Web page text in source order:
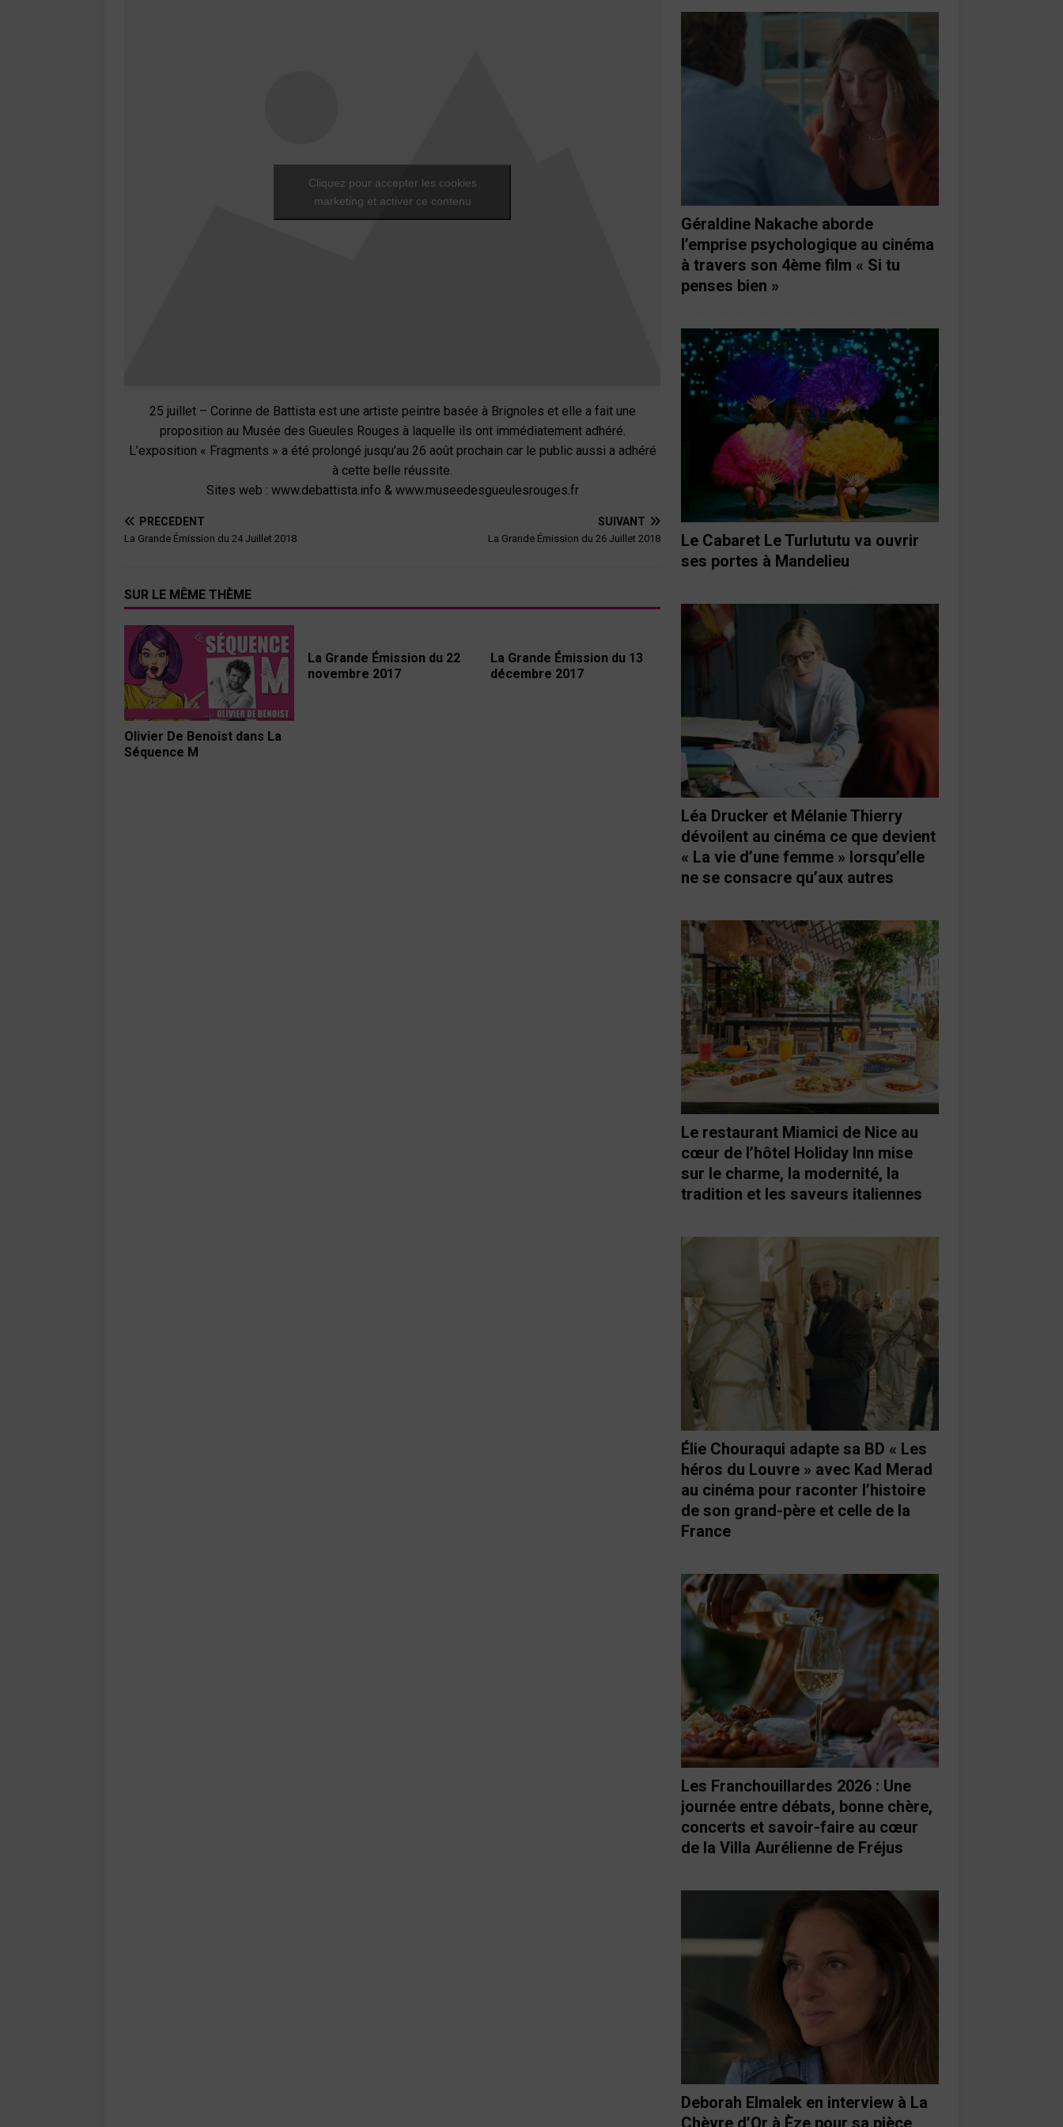
Cliquez pour accepter les cookies
marketing et activer ce contenu
25 juillet – Corinne de Battista est une artiste peintre basée à Brignoles et elle a fait une
proposition au Musée des Gueules Rouges à laquelle ils ont immédiatement adhéré.
L’exposition « Fragments » a été prolongé jusqu’au 26 août prochain car le public aussi a adhéré
à cette belle réussite.
Sites web : www.debattista.info & www.museedesgueulesrouges.fr
PRÉCÉDENT
La Grande Émission du 24 Juillet 2018
SUIVANT
La Grande Émission du 26 Juillet 2018
SUR LE MÊME THÈME
Olivier De Benoist dans La
Séquence M
La Grande Émission du 22
novembre 2017
La Grande Émission du 13
décembre 2017
Géraldine Nakache aborde
l’emprise psychologique au cinéma
à travers son 4ème film « Si tu
penses bien »
Le Cabaret Le Turlututu va ouvrir
ses portes à Mandelieu
Léa Drucker et Mélanie Thierry
dévoilent au cinéma ce que devient
« La vie d’une femme » lorsqu’elle
ne se consacre qu’aux autres
Le restaurant Miamici de Nice au
cœur de l’hôtel Holiday Inn mise
sur le charme, la modernité, la
tradition et les saveurs italiennes
Élie Chouraqui adapte sa BD « Les
héros du Louvre » avec Kad Merad
au cinéma pour raconter l’histoire
de son grand-père et celle de la
France
Les Franchouillardes 2026 : Une
journée entre débats, bonne chère,
concerts et savoir-faire au cœur
de la Villa Aurélienne de Fréjus
Deborah Elmalek en interview à La